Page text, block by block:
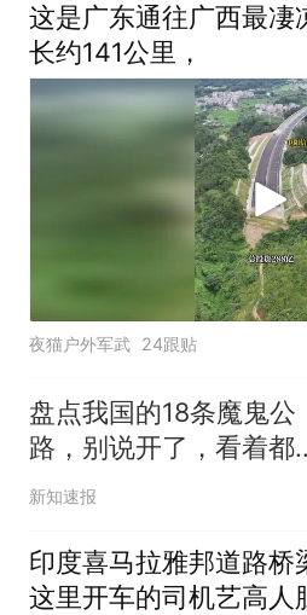
这是广东通往广西最凄
长约141公里，
夜猫户外军武 24跟贴
盘点我国的18条魔鬼公
路，别说开了，看着都
人！
新知速报
印度喜马拉雅邦道路桥
这里开车的司机艺高人